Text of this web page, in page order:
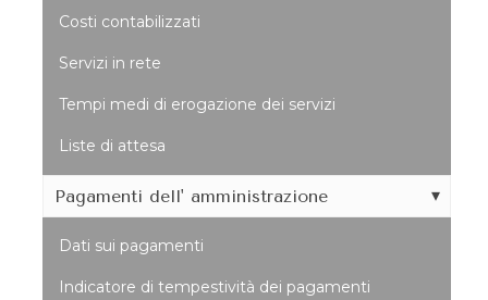
Costi contabilizzati
Servizi in rete
Tempi medi di erogazione dei servizi
Liste di attesa
Pagamenti dell' amministrazione
Dati sui pagamenti
Indicatore di tempestività dei pagamenti